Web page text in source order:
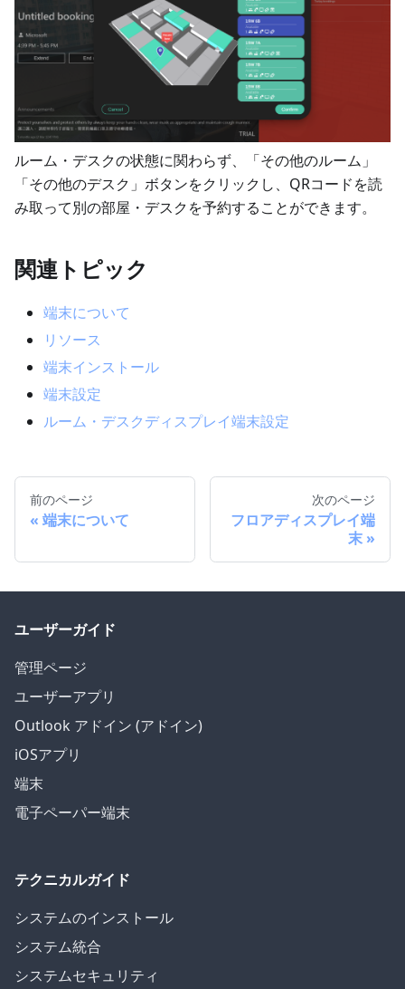
ルーム・デスクの状態に関わらず、「その他のルーム」
「その他のデスク」ボタンをクリックし、QRコードを読
み取って別の部屋・デスクを予約することができます。
関連トピック
端末について
リソース
端末インストール
端末設定
ルーム・デスクディスプレイ端末設定
前のページ
端末について
次のページ
フロアディスプレイ端
末
ユーザーガイド
管理ページ
ユーザーアプリ
Outlook アドイン (アドイン)
iOSアプリ
端末
電子ペーパー端末
テクニカルガイド
システムのインストール
システム統合
システムセキュリティ